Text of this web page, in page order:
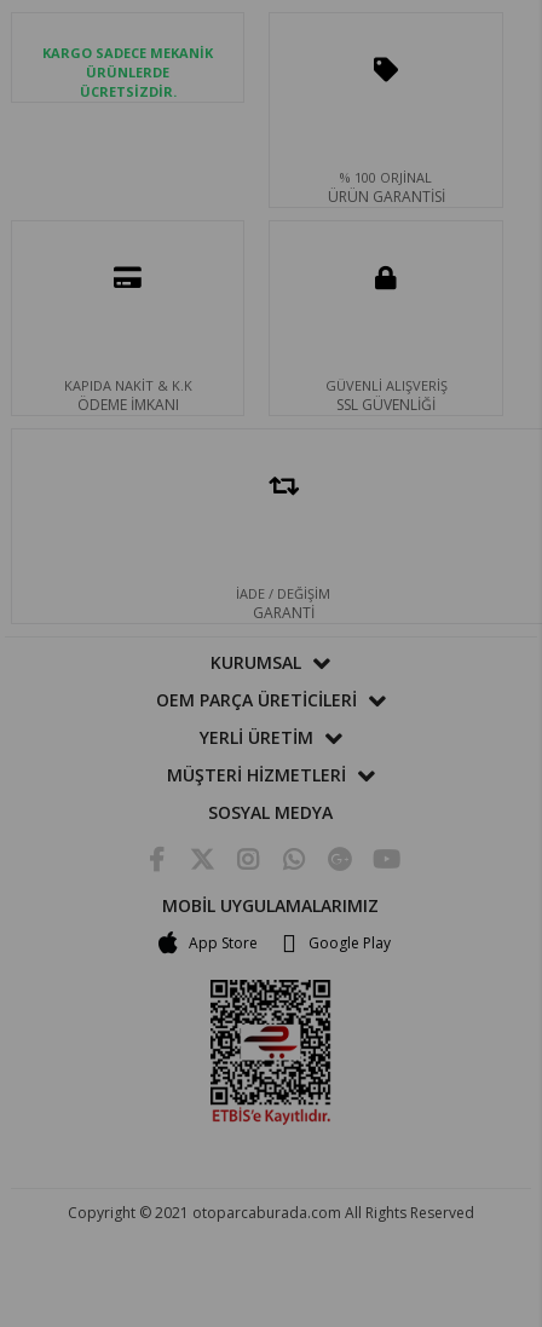
KARGO SADECE MEKANİK
ÜRÜNLERDE
ÜCRETSİZDİR.
% 100 ORJİNAL
ÜRÜN GARANTİSİ
KAPIDA NAKİT & K.K
ÖDEME İMKANI
GÜVENLİ ALIŞVERİŞ
SSL GÜVENLİĞİ
İADE / DEĞİŞİM
GARANTİ
KURUMSAL
OEM PARÇA ÜRETİCİLERİ
YERLİ ÜRETİM
MÜŞTERİ HİZMETLERİ
SOSYAL MEDYA
MOBİL UYGULAMALARIMIZ
App Store Google Play
Copyright © 2021 otoparcaburada.com All Rights Reserved